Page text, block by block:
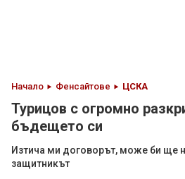
Начало Фенсайтове ЦСКА
Турицов с огромно
бъдещето си
Изтича ми договорът, може би ще
защитникът